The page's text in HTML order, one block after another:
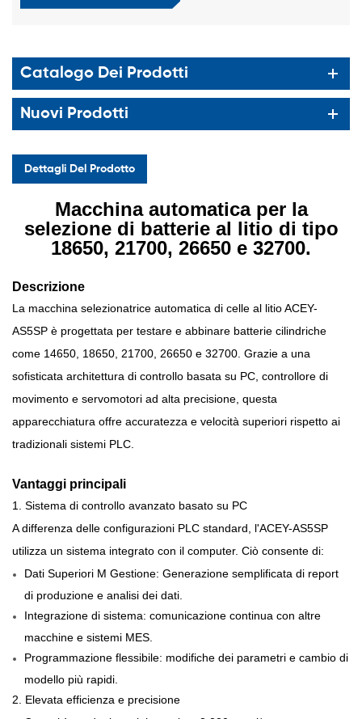
Catalogo Dei Prodotti
Nuovi Prodotti
Dettagli Del Prodotto
Macchina automatica per la
selezione di batterie al litio di tipo
18650, 21700, 26650 e 32700.
Descrizione
La macchina selezionatrice automatica di celle al litio ACEY-
AS5SP è progettata per testare e abbinare batterie cilindriche
come 14650, 18650, 21700, 26650 e 32700. Grazie a una
sofisticata architettura di controllo basata su PC, controllore di
movimento e servomotori ad alta precisione, questa
apparecchiatura offre accuratezza e velocità superiori rispetto ai
tradizionali sistemi PLC.
Vantaggi principali
1. Sistema di controllo avanzato basato su PC
A differenza delle configurazioni PLC standard, l'ACEY-AS5SP
utilizza un sistema integrato con il computer. Ciò consente di:
Dati Superiori M Gestione: Generazione semplificata di report
di produzione e analisi dei dati.
Integrazione di sistema: comunicazione continua con altre
macchine e sistemi MES.
Programmazione flessibile: modifiche dei parametri e cambio di
modello più rapidi.
2. Elevata efficienza e precisione